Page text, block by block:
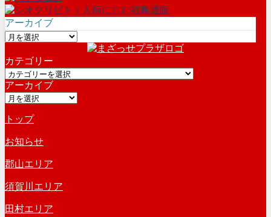
アーカイブ
ア
カ
イ
ブ
カテゴリー
カ
テ
ゴ
ー
アーカイブ
ア
カ
イ
ブ
トップ
お知らせ
郡山エリア
須賀川エリア
田村エリア